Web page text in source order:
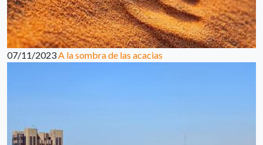
07/11/2023A la sombra de las acacias